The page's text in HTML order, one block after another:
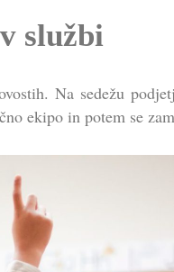
službi
Na sedežu
ekipo in potem se